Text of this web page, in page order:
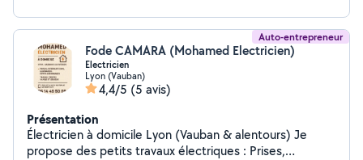
Auto-entrepreneur
Fode CAMARA (Mohamed Electricien)
Electricien
Lyon (Vauban)
4,4/5 (5 avis)
Présentation
Électricien à domicile Lyon (Vauban & alentours) Je
propose des petits travaux électriques : Prises,